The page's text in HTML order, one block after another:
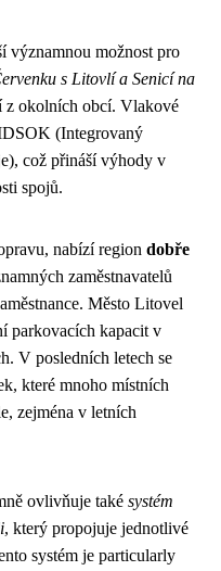
významnou možnost pro
s Litovlí a Senicí na
z okolních obcí. Vlakové
(Integrovaný
což přináší výhody v
spojů.
nabízí region dobře
zaměstnavatelů
Město Litovel
parkovacích kapacit v
V posledních letech se
které mnoho místních
zejména v letních
ovlivňuje také systém
, který propojuje jednotlivé
systém je particularly